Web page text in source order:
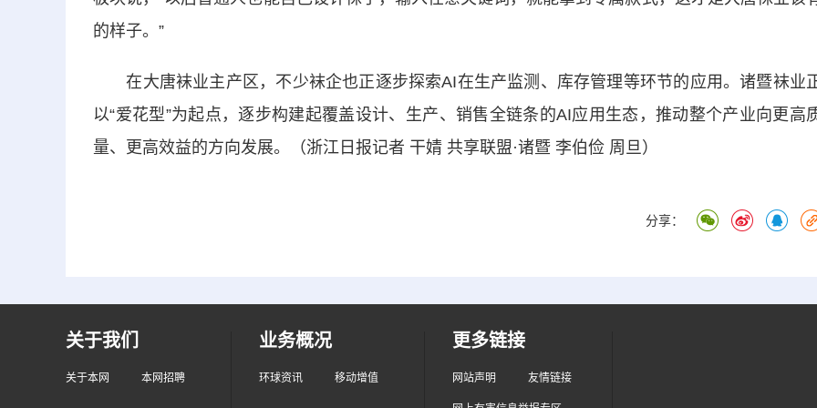
的样子。”
在大唐袜业主产区，不少袜企也正逐步探索AI在生产监测、库存管理等环节的应用。诸暨袜业
以“爱花型”为起点，逐步构建起覆盖设计、生产、销售全链条的AI应用生态，推动整个产业向更高
量、更高效益的方向发展。（浙江日报记者 干婧 共享联盟·诸暨 李伯俭 周旦）
分享：
关于我们
关于本网 本网招聘
业务概况
环球资讯 移动增值
更多链接
网站声明 友情链接